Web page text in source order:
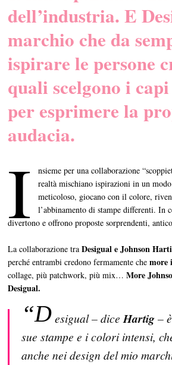
dell’industria. E
marchio che da
ispirare le persone
quali scelgono i
per esprimere la
audacia.
I
nsieme per una collaborazione
realtà mischiano ispirazioni in un
meticoloso, giocano con il colore,
l’abbinamento di stampe differenti. In
divertono e offrono proposte sorprendenti,
La collaborazione traDesigual e Johnson
perché entrambi credono fermamente chemore
collage, più patchwork, più mix…More
Desigual.
“D esigual – diceHartig–
sue stampe e i colori intensi,
anche nei design del mio